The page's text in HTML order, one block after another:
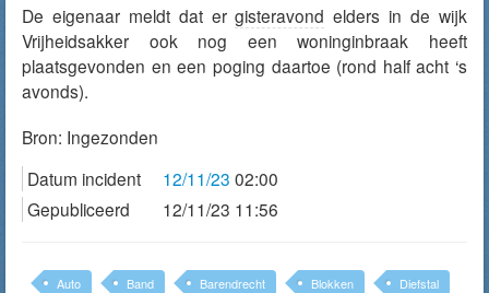
De eigenaar meldt dat ergisteravond elders in de wijk
Vrijheidsakker ook nog een woninginbraak heeft
plaatsgevonden en een poging daartoe (rond half acht ‘s
avonds).
Bron: Ingezonden
Datum incident
12/11/23 02:00
Gepubliceerd
12/11/23 11:56
Auto Band Barendrecht Blokken
Diefstal